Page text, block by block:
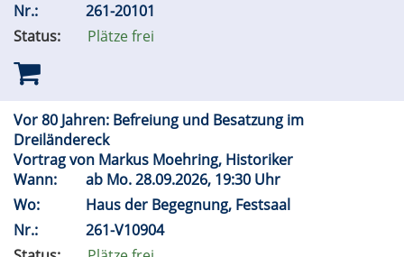
Nr.:
261-20101
Status:
Plätze frei
Vor 80 Jahren: Befreiung und Besatzung im
Dreiländereck
Vortrag von Markus Moehring, Historiker
Wann:
ab Mo.28.09.2026, 19:30 Uhr
Wo:
Haus der Begegnung, Festsaal
Nr.:
261-V10904